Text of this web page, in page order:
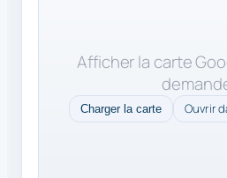
Afficher la carte
Charger la carte Ouvrir